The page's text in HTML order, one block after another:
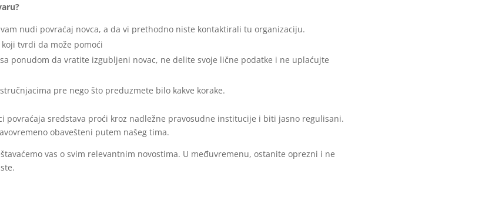
nudi povraćaj novca, a da vi prethodno niste kontaktirali tu organizaciju.
tvrdi da može pomoći
ponudom da vratite izgubljeni novac, ne delite svoje lične podatke i ne uplaćujte
pre nego što preduzmete bilo kakve korake.
povraćaja sredstava proći kroz nadležne pravosudne institucije i biti jasno regulisani.
obavešteni putem našeg tima.
vas o svim relevantnim novostima. U međuvremenu, ostanite oprezni i ne